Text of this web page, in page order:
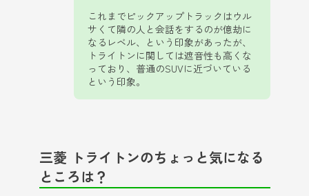
これまでピックアップトラックはウル
サくて隣の人と会話をするのが億劫に
なるレベル、という印象があったが、
トライトンに関しては遮音性も高くな
っており、普通のSUVに近づいている
という印象。
三菱 トライトンのちょっと気になる
ところは？